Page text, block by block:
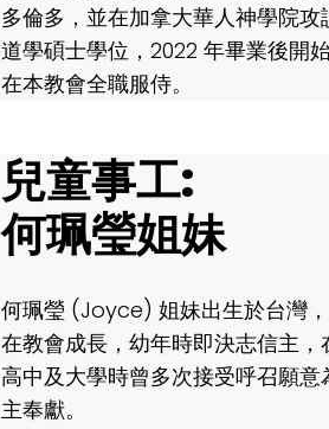
多倫多，並在加拿大華人神學院攻
道學碩士學位，2022 年畢業後開
在本教會全職服侍。
兒童事工:
何珮瑩姐妹
何珮瑩 (Joyce) 姐妹出生於台灣，
在教會成長，幼年時即決志信主，
高中及大學時曾多次接受呼召願意
主奉獻。